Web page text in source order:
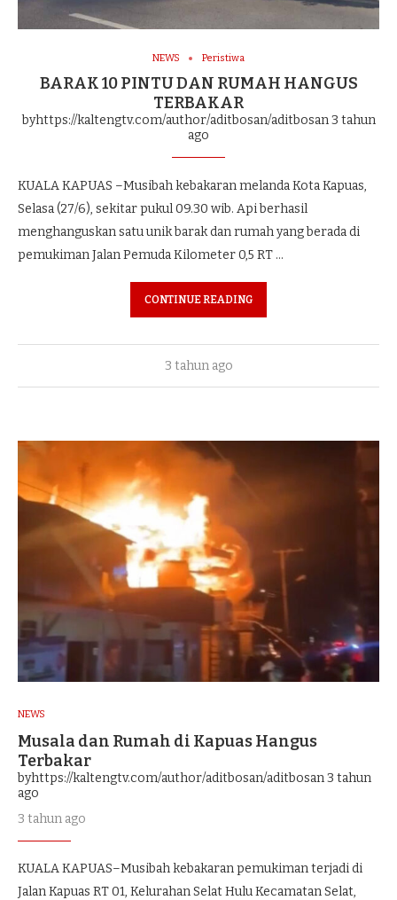
NEWS Peristiwa
BARAK 10 PINTU DAN RUMAH HANGUS
TERBAKAR
byhttps://kaltengtv.com/author/aditbosan/aditbosan3 tahun
ago
KUALA KAPUAS –Musibah kebakaran melanda Kota Kapuas,
Selasa (27/6), sekitar pukul 09.30 wib. Api berhasil
menghanguskan satu unik barak dan rumah yang berada di
pemukiman Jalan Pemuda Kilometer 0,5 RT …
CONTINUE READING
3 tahun ago
NEWS
Musala dan Rumah di Kapuas Hangus
Terbakar
byhttps://kaltengtv.com/author/aditbosan/aditbosan3 tahun
ago
3 tahun ago
KUALA KAPUAS–Musibah kebakaran pemukiman terjadi di
Jalan Kapuas RT 01, Kelurahan Selat Hulu Kecamatan Selat,